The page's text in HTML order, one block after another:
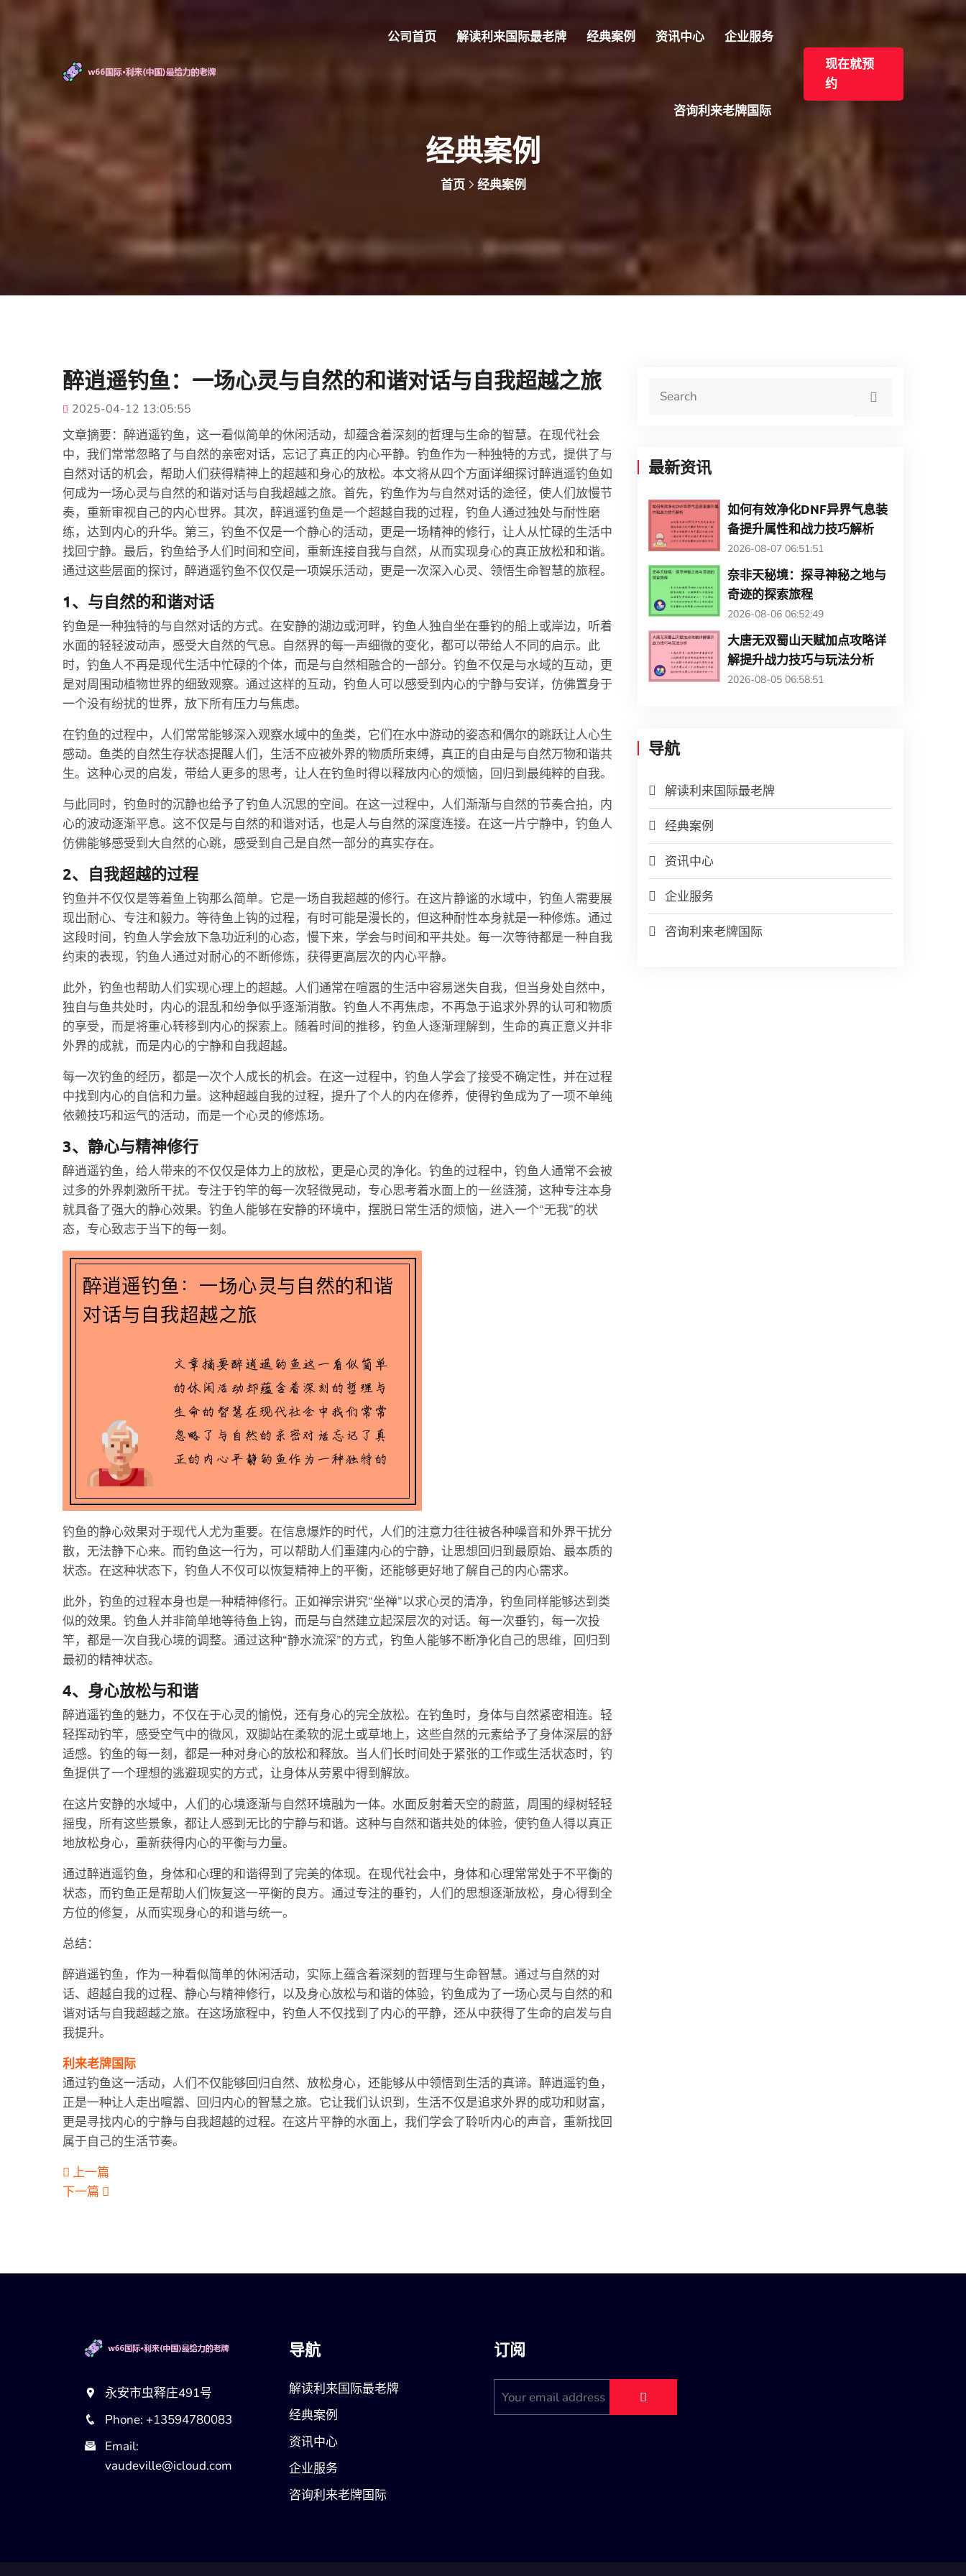
公司首页 解读利来国际最老牌 经典案例 资讯中心 企业服务
咨询利来老牌国际
现在就预
约
经典案例
首页 经典案例
醉逍遥钓鱼：一场心灵与自然的和谐对话与自我超越之旅
2025-04-12 13:05:55
文章摘要：醉逍遥钓鱼，这一看似简单的休闲活动，却蕴含着深刻的哲理与生命的智慧。在现代社会
中，我们常常忽略了与自然的亲密对话，忘记了真正的内心平静。钓鱼作为一种独特的方式，提供了与
自然对话的机会，帮助人们获得精神上的超越和身心的放松。本文将从四个方面详细探讨醉逍遥钓鱼如
何成为一场心灵与自然的和谐对话与自我超越之旅。首先，钓鱼作为与自然对话的途径，使人们放慢节
奏，重新审视自己的内心世界。其次，醉逍遥钓鱼是一个超越自我的过程，钓鱼人通过独处与耐性磨
练，达到内心的升华。第三，钓鱼不仅是一个静心的活动，更是一场精神的修行，让人从忙碌的生活中
找回宁静。最后，钓鱼给予人们时间和空间，重新连接自我与自然，从而实现身心的真正放松和和谐。
通过这些层面的探讨，醉逍遥钓鱼不仅仅是一项娱乐活动，更是一次深入心灵、领悟生命智慧的旅程。
1、与自然的和谐对话
钓鱼是一种独特的与自然对话的方式。在安静的湖边或河畔，钓鱼人独自坐在垂钓的船上或岸边，听着
水面的轻轻波动声，感受大自然的气息。自然界的每一声细微的变化，都可以带给人不同的启示。此
时，钓鱼人不再是现代生活中忙碌的个体，而是与自然相融合的一部分。钓鱼不仅是与水域的互动，更
是对周围动植物世界的细致观察。通过这样的互动，钓鱼人可以感受到内心的宁静与安详，仿佛置身于
一个没有纷扰的世界，放下所有压力与焦虑。
在钓鱼的过程中，人们常常能够深入观察水域中的鱼类，它们在水中游动的姿态和偶尔的跳跃让人心生
感动。鱼类的自然生存状态提醒人们，生活不应被外界的物质所束缚，真正的自由是与自然万物和谐共
生。这种心灵的启发，带给人更多的思考，让人在钓鱼时得以释放内心的烦恼，回归到最纯粹的自我。
与此同时，钓鱼时的沉静也给予了钓鱼人沉思的空间。在这一过程中，人们渐渐与自然的节奏合拍，内
心的波动逐渐平息。这不仅是与自然的和谐对话，也是人与自然的深度连接。在这一片宁静中，钓鱼人
仿佛能够感受到大自然的心跳，感受到自己是自然一部分的真实存在。
2、自我超越的过程
钓鱼并不仅仅是等着鱼上钩那么简单。它是一场自我超越的修行。在这片静谧的水域中，钓鱼人需要展
现出耐心、专注和毅力。等待鱼上钩的过程，有时可能是漫长的，但这种耐性本身就是一种修炼。通过
这段时间，钓鱼人学会放下急功近利的心态，慢下来，学会与时间和平共处。每一次等待都是一种自我
约束的表现，钓鱼人通过对耐心的不断修炼，获得更高层次的内心平静。
此外，钓鱼也帮助人们实现心理上的超越。人们通常在喧嚣的生活中容易迷失自我，但当身处自然中，
独自与鱼共处时，内心的混乱和纷争似乎逐渐消散。钓鱼人不再焦虑，不再急于追求外界的认可和物质
的享受，而是将重心转移到内心的探索上。随着时间的推移，钓鱼人逐渐理解到，生命的真正意义并非
外界的成就，而是内心的宁静和自我超越。
每一次钓鱼的经历，都是一次个人成长的机会。在这一过程中，钓鱼人学会了接受不确定性，并在过程
中找到内心的自信和力量。这种超越自我的过程，提升了个人的内在修养，使得钓鱼成为了一项不单纯
依赖技巧和运气的活动，而是一个心灵的修炼场。
3、静心与精神修行
醉逍遥钓鱼，给人带来的不仅仅是体力上的放松，更是心灵的净化。钓鱼的过程中，钓鱼人通常不会被
过多的外界刺激所干扰。专注于钓竿的每一次轻微晃动，专心思考着水面上的一丝涟漪，这种专注本身
就具备了强大的静心效果。钓鱼人能够在安静的环境中，摆脱日常生活的烦恼，进入一个“无我”的状
态，专心致志于当下的每一刻。
钓鱼的静心效果对于现代人尤为重要。在信息爆炸的时代，人们的注意力往往被各种噪音和外界干扰分
散，无法静下心来。而钓鱼这一行为，可以帮助人们重建内心的宁静，让思想回归到最原始、最本质的
状态。在这种状态下，钓鱼人不仅可以恢复精神上的平衡，还能够更好地了解自己的内心需求。
此外，钓鱼的过程本身也是一种精神修行。正如禅宗讲究“坐禅”以求心灵的清净，钓鱼同样能够达到类
似的效果。钓鱼人并非简单地等待鱼上钩，而是与自然建立起深层次的对话。每一次垂钓，每一次投
竿，都是一次自我心境的调整。通过这种“静水流深”的方式，钓鱼人能够不断净化自己的思维，回归到
最初的精神状态。
4、身心放松与和谐
醉逍遥钓鱼的魅力，不仅在于心灵的愉悦，还有身心的完全放松。在钓鱼时，身体与自然紧密相连。轻
轻挥动钓竿，感受空气中的微风，双脚站在柔软的泥土或草地上，这些自然的元素给予了身体深层的舒
适感。钓鱼的每一刻，都是一种对身心的放松和释放。当人们长时间处于紧张的工作或生活状态时，钓
鱼提供了一个理想的逃避现实的方式，让身体从劳累中得到解放。
在这片安静的水域中，人们的心境逐渐与自然环境融为一体。水面反射着天空的蔚蓝，周围的绿树轻轻
摇曳，所有这些景象，都让人感到无比的宁静与和谐。这种与自然和谐共处的体验，使钓鱼人得以真正
地放松身心，重新获得内心的平衡与力量。
通过醉逍遥钓鱼，身体和心理的和谐得到了完美的体现。在现代社会中，身体和心理常常处于不平衡的
状态，而钓鱼正是帮助人们恢复这一平衡的良方。通过专注的垂钓，人们的思想逐渐放松，身心得到全
方位的修复，从而实现身心的和谐与统一。
总结：
醉逍遥钓鱼，作为一种看似简单的休闲活动，实际上蕴含着深刻的哲理与生命智慧。通过与自然的对
话、超越自我的过程、静心与精神修行，以及身心放松与和谐的体验，钓鱼成为了一场心灵与自然的和
谐对话与自我超越之旅。在这场旅程中，钓鱼人不仅找到了内心的平静，还从中获得了生命的启发与自
我提升。
利来老牌国际
通过钓鱼这一活动，人们不仅能够回归自然、放松身心，还能够从中领悟到生活的真谛。醉逍遥钓鱼，
正是一种让人走出喧嚣、回归内心的智慧之旅。它让我们认识到，生活不仅是追求外界的成功和财富，
更是寻找内心的宁静与自我超越的过程。在这片平静的水面上，我们学会了聆听内心的声音，重新找回
属于自己的生活节奏。
上一篇
下一篇
最新资讯
如何有效净化DNF异界气息装
备提升属性和战力技巧解析
2026-08-07 06:51:51
奈非天秘境：探寻神秘之地与
奇迹的探索旅程
2026-08-06 06:52:49
大唐无双蜀山天赋加点攻略详
解提升战力技巧与玩法分析
2026-08-05 06:58:51
导航
解读利来国际最老牌
经典案例
资讯中心
企业服务
咨询利来老牌国际
永安市虫释庄491号
Phone: +13594780083
Email:
vaudeville@icloud.com
导航
解读利来国际最老牌
经典案例
资讯中心
企业服务
咨询利来老牌国际
订阅